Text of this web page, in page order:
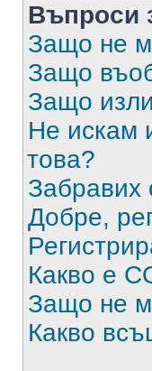
Въпроси
Защо не
Защо
Защо
Не искам
това?
Забравих
Добре,
Какво е
Защо не
Какво